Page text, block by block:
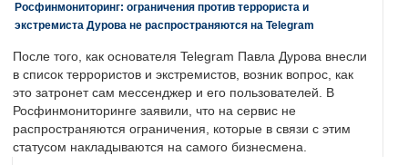
Росфинмониторинг: ограничения против террориста и
экстремиста Дурова не распространяются на Telegram
После того, как основателя Telegram Павла Дурова внесли
в список террористов и экстремистов, возник вопрос, как
это затронет сам мессенджер и его пользователей. В
Росфинмониторинге заявили, что на сервис не
распространяются ограничения, которые в связи с этим
статусом накладываются на самого бизнесмена.